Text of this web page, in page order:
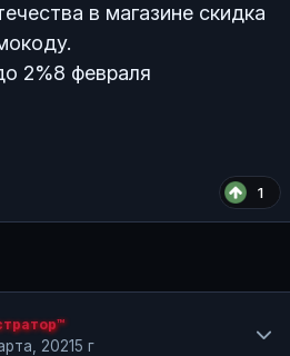
в магазине скидка
2%8 февраля
1
20215 г